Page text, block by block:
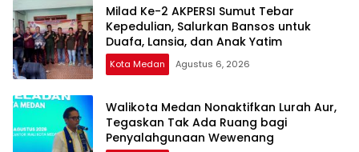
Milad Ke-2 AKPERSI Sumut Tebar
Kepedulian, Salurkan Bansos untuk
Duafa, Lansia, dan Anak Yatim
Kota Medan Agustus 6, 2026
Walikota Medan Nonaktifkan Lurah Aur,
Tegaskan Tak Ada Ruang bagi
Penyalahgunaan Wewenang